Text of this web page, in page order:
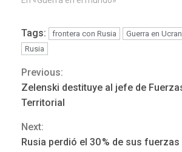
Tags: frontera con Rusia Guerra en
Rusia
Continue
Reading
Previous:
Zelenski destituye al jefe de
Territorial
Next:
Rusia perdió el 30 % de sus
REGIONALES